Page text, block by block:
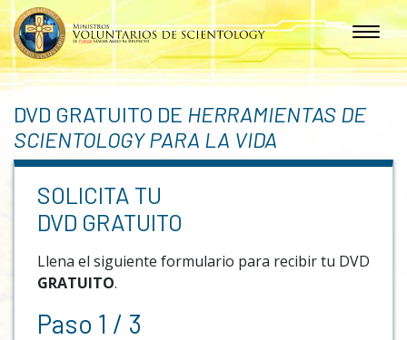
DVD GRATUITO DE HERRAMIENTAS DE
SCIENTOLOGY PARA LA VIDA
SOLICITA TU
DVD GRATUITO
Llena el siguiente formulario para recibir tu DVD
GRATUITO.
Paso 1 / 3